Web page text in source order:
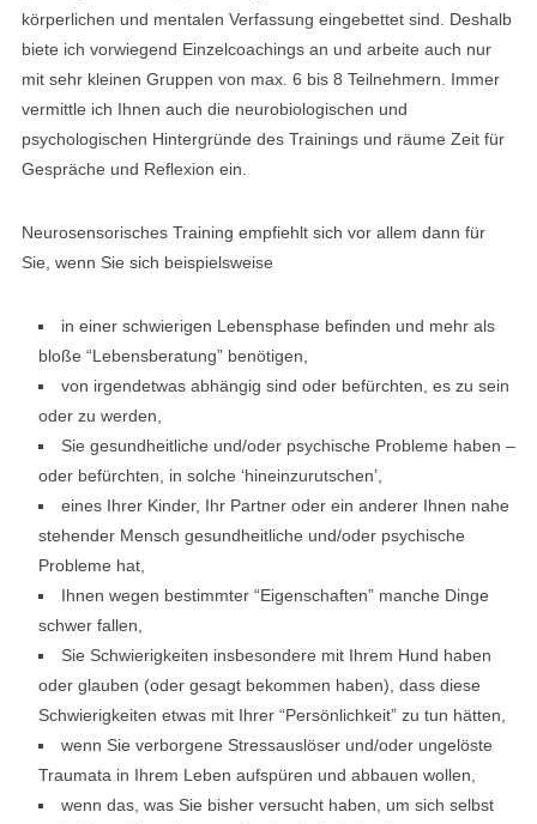
körperlichen und mentalen Verfassung eingebettet sind. Deshalb
biete ich vorwiegend Einzelcoachings an und arbeite auch nur
mit sehr kleinen Gruppen von max. 6 bis 8 Teilnehmern. Immer
vermittle ich Ihnen auch die neurobiologischen und
psychologischen Hintergründe des Trainings und räume Zeit für
Gespräche und Reflexion ein.
Neurosensorisches Training empfiehlt sich vor allem dann für
Sie, wenn Sie sich beispielsweise
in einer schwierigen Lebensphase befinden und mehr als
bloße “Lebensberatung” benötigen,
von irgendetwas abhängig sind oder befürchten, es zu sein
oder zu werden,
Sie gesundheitliche und/oder psychische Probleme haben –
oder befürchten, in solche ‘hineinzurutschen’,
eines Ihrer Kinder, Ihr Partner oder ein anderer Ihnen nahe
stehender Mensch gesundheitliche und/oder psychische
Probleme hat,
Ihnen wegen bestimmter “Eigenschaften” manche Dinge
schwer fallen,
Sie Schwierigkeiten insbesondere mit Ihrem Hund haben
oder glauben (oder gesagt bekommen haben), dass diese
Schwierigkeiten etwas mit Ihrer “Persönlichkeit” zu tun hätten,
wenn Sie verborgene Stressauslöser und/oder ungelöste
Traumata in Ihrem Leben aufspüren und abbauen wollen,
wenn das, was Sie bisher versucht haben, um sich selbst